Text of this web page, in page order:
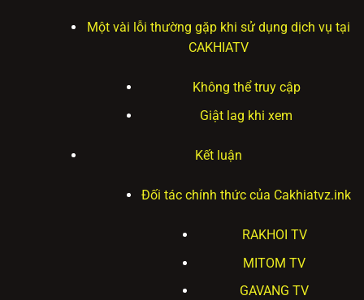
Một vài lỗi thường gặp khi sử dụng dịch vụ tại
CAKHIATV
Không thể truy cập
Giật lag khi xem
Kết luận
Đối tác chính thức của Cakhiatvz.ink
RAKHOI TV
MITOM TV
GAVANG TV